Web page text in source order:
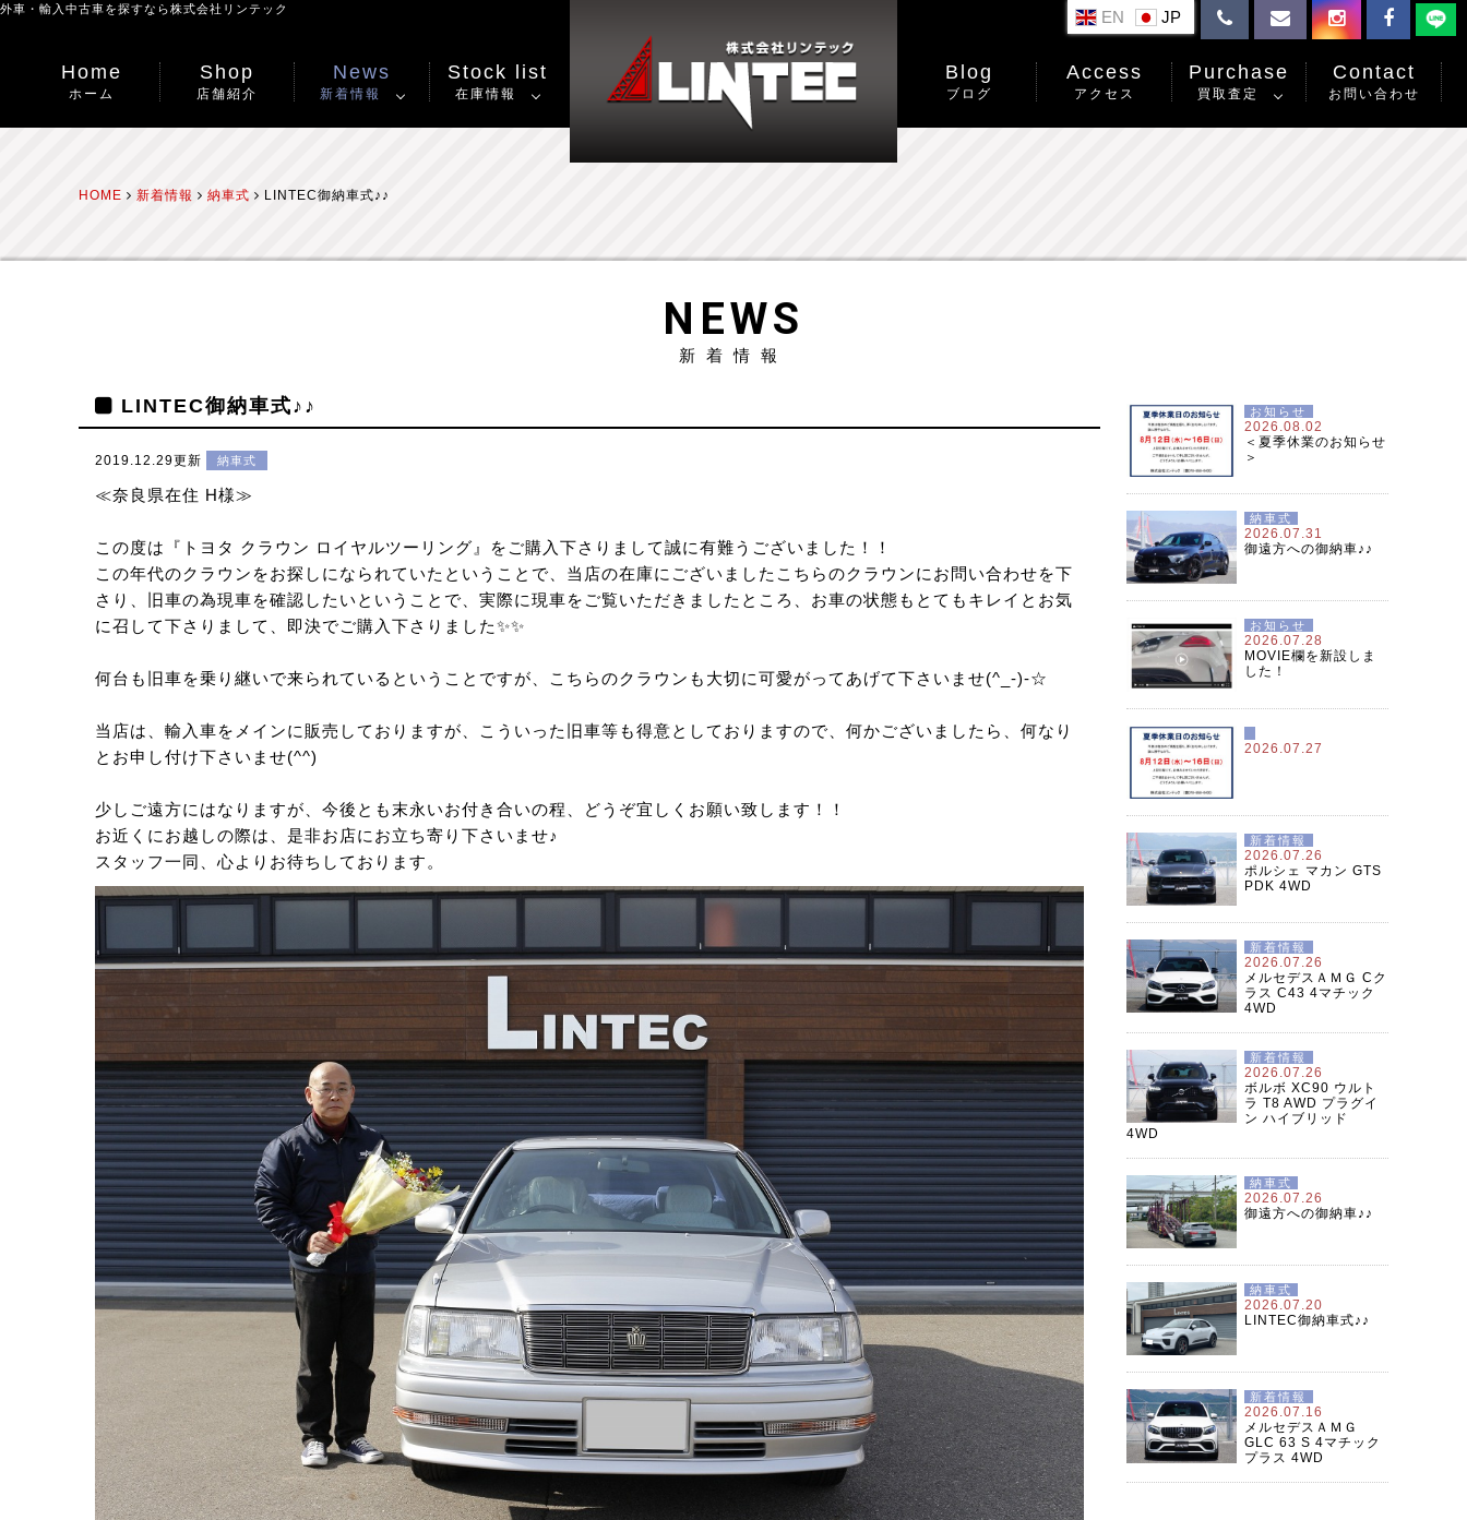
外車・輸入中古車を探すなら株式会社リンテック
Home
ホーム
Shop
店舗紹介
News
新着情報
Stock list
在庫情報
Blog
ブログ
Access
アクセス
Purchase
買取査定
Contact
お問い合わせ
EN
HOME 新着情報 納車式 LINTEC御納車式♪♪
NEWS
新着情報
LINTEC御納車式♪♪
2019.12.29更新 納車式
≪奈良県在住 H様≫
この度は『トヨタ クラウン ロイヤルツーリング』をご購入下さりまして誠に有難うございました！！
この年代のクラウンをお探しになられていたということで、当店の在庫にございましたこちらのクラウンにお問い合わせを下
さり、旧車の為現車を確認したいということで、実際に現車をご覧いただきましたところ、お車の状態もとてもキレイとお気
に召して下さりまして、即決でご購入下さりました✨✨
何台も旧車を乗り継いで来られているということですが、こちらのクラウンも大切に可愛がってあげて下さいませ(^_-)-☆
当店は、輸入車をメインに販売しておりますが、こういった旧車等も得意としておりますので、何かございましたら、何なり
とお申し付け下さいませ(^^)
少しご遠方にはなりますが、今後とも末永いお付き合いの程、どうぞ宜しくお願い致します！！
お近くにお越しの際は、是非お店にお立ち寄り下さいませ♪
スタッフ一同、心よりお待ちしております。
お知らせ
2026.08.02
＜夏季休業のお知らせ
＞
納車式
2026.07.31
御遠方への御納車♪♪
お知らせ
2026.07.28
MOVIE欄を新設しま
した！
2026.07.27
新着情報
2026.07.26
ポルシェ マカン GTS
PDK 4WD
新着情報
2026.07.26
メルセデスＡＭＧ Cク
ラス C43 4マチック
4WD
新着情報
2026.07.26
ボルボ XC90 ウルト
ラ T8 AWD プラグイ
ン ハイブリッド
4WD
納車式
2026.07.26
御遠方への御納車♪♪
納車式
2026.07.20
LINTEC御納車式♪♪
新着情報
2026.07.16
メルセデスＡＭＧ
GLC 63 S 4マチック
プラス 4WD